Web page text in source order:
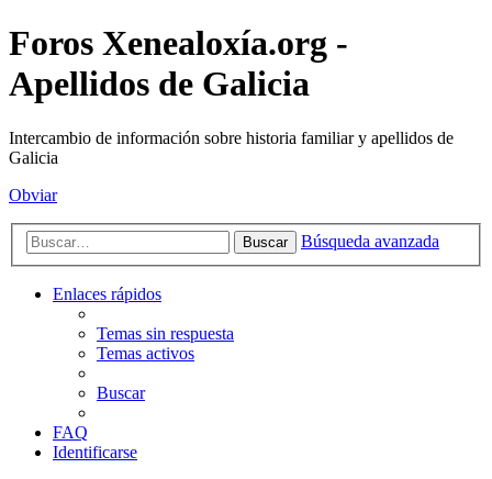
Foros Xenealoxía.org -
Apellidos de Galicia
Intercambio de información sobre historia familiar y apellidos de
Galicia
Obviar
Buscar Búsqueda avanzada
Enlaces rápidos
Temas sin respuesta
Temas activos
Buscar
FAQ
Identificarse